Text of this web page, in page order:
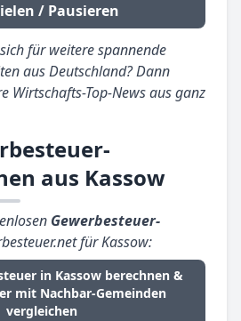
/ Pausieren
für weitere spannende
aus Deutschland? Dann
Wirtschafts-Top-News aus ganz
aus Kassow
Gewerbesteuer-
für Kassow:
in Kassow berechnen &
mit Nachbar-Gemeinden
vergleichen